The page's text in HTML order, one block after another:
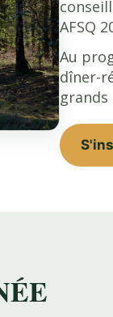
AFSQ
Au
dîner-